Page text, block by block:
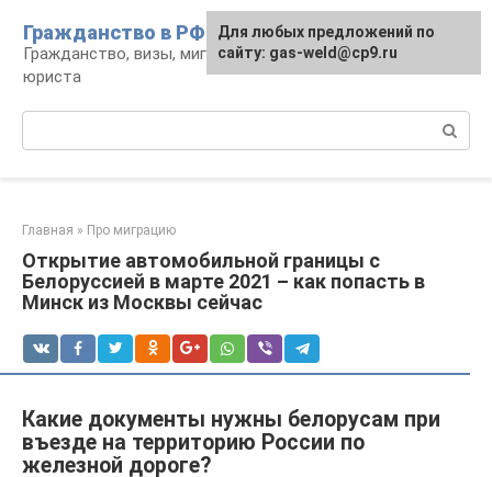
контенту
Гражданство в РФ
Гражданство, визы, миграция: консультации
юриста
Главная » Про миграцию
Открытие автомобильной границы с
Белоруссией в марте 2021 – как попасть в
Минск из Москвы сейчас
Какие документы нужны белорусам при
въезде на территорию России по
железной дороге?
Для любых предложений по
сайту: gas-weld@cp9.ru